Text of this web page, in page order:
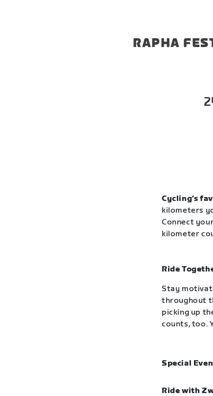
RAPHA
Cycling’s
kilometers
Connect
kilometer
Ride
Stay
throughout
picking up
counts, too.
Special
Ride with